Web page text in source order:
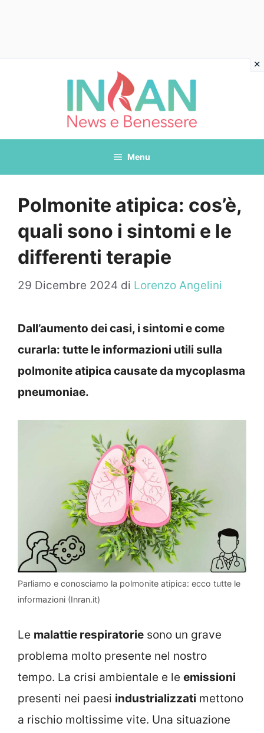
Menu
Polmonite atipica: cos’è,
quali sono i sintomi e le
differenti terapie
29 Dicembre 2024 di Lorenzo Angelini
Dall’aumento dei casi, i sintomi e come
curarla: tutte le informazioni utili sulla
polmonite atipica causate da mycoplasma
pneumoniae.
Parliamo e conosciamo la polmonite atipica: ecco tutte le
informazioni (Inran.it)
Le malattie respiratorie sono un grave
problema molto presente nel nostro
tempo. La crisi ambientale e le emissioni
presenti nei paesi industrializzati mettono
a rischio moltissime vite. Una situazione